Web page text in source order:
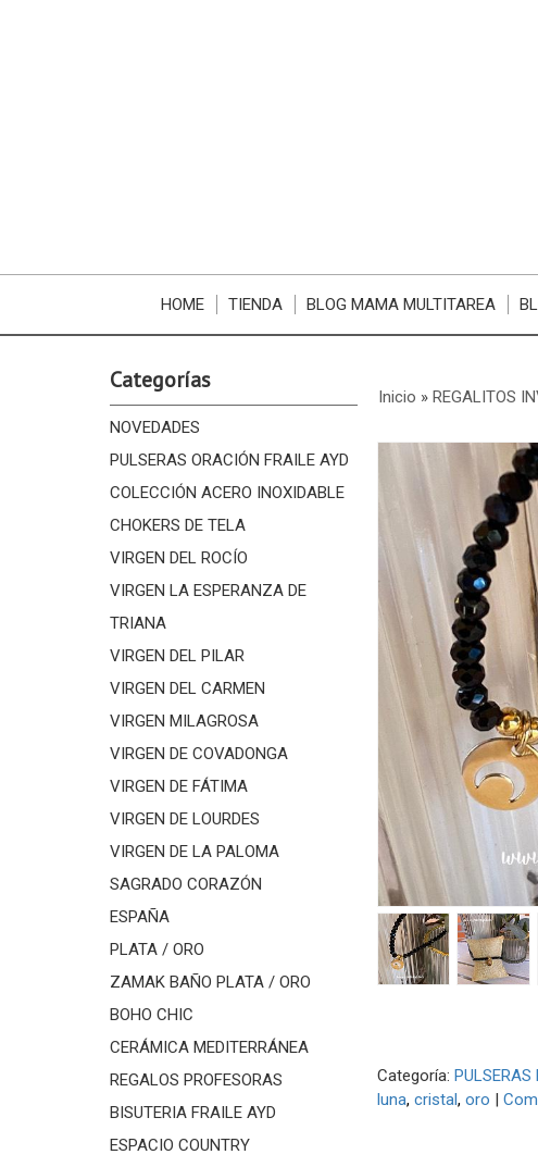
HOME TIENDA BLOG MAMA MULTITAREA
Categorías
NOVEDADES
PULSERAS ORACIÓN FRAILE AYD
COLECCIÓN ACERO INOXIDABLE
CHOKERS DE TELA
VIRGEN DEL ROCÍO
VIRGEN LA ESPERANZA DE
TRIANA
VIRGEN DEL PILAR
VIRGEN DEL CARMEN
VIRGEN MILAGROSA
VIRGEN DE COVADONGA
VIRGEN DE FÁTIMA
VIRGEN DE LOURDES
VIRGEN DE LA PALOMA
SAGRADO CORAZÓN
ESPAÑA
PLATA / ORO
ZAMAK BAÑO PLATA / ORO
BOHO CHIC
CERÁMICA MEDITERRÁNEA
REGALOS PROFESORAS
BISUTERIA FRAILE AYD
ESPACIO COUNTRY
Inicio » REGALITOS
Categoría: PULSERAS
luna cristal oro |